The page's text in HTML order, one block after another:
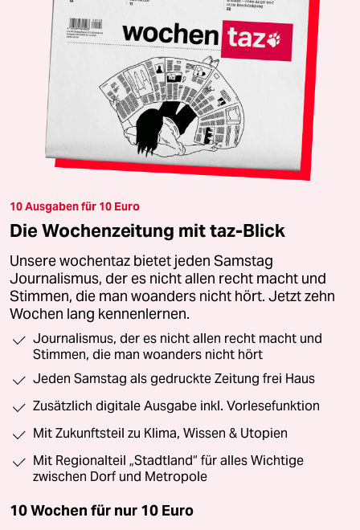
10 Ausgaben für 10 Euro
Die Wochenzeitung mit taz-Blick
Unsere wochentaz bietet jeden Samstag
Journalismus, der es nicht allen recht macht und
Stimmen, die man woanders nicht hört. Jetzt zehn
Wochen lang kennenlernen.
Journalismus, der es nicht allen recht macht und
Stimmen, die man woanders nicht hört
Jeden Samstag als gedruckte Zeitung frei Haus
Zusätzlich digitale Ausgabe inkl. Vorlesefunktion
Mit Zukunftsteil zu Klima, Wissen & Utopien
Mit Regionalteil „Stadtland“ für alles Wichtige
zwischen Dorf und Metropole
10 Wochen für nur 10 Euro